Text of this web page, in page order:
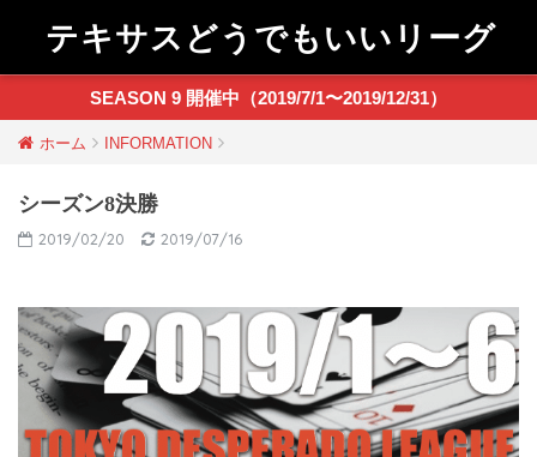
テキサスどうでもいいリーグ
SEASON 9 開催中（2019/7/1〜2019/12/31）
ホーム INFORMATION
シーズン8決勝
2019/02/20 2019/07/16